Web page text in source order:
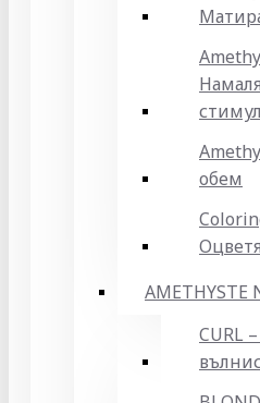
обем
AMETHYSTE
CURL